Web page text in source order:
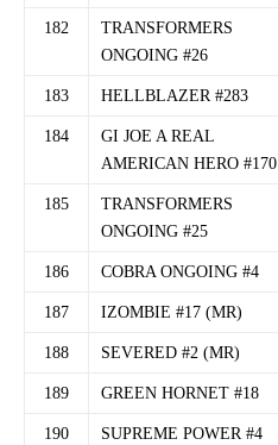
182
TRANSFORMERS
ONGOING #26
183 HELLBLAZER #283
184
GI JOE A REAL
AMERICAN HERO #170
185
TRANSFORMERS
ONGOING #25
186 COBRA ONGOING #4
187 IZOMBIE #17 (MR)
188 SEVERED #2 (MR)
189 GREEN HORNET #18
190
SUPREME POWER #4